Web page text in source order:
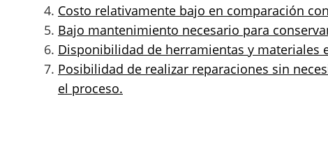
Costo relativamente bajo en comparación
Bajo mantenimiento necesario para
Disponibilidad de herramientas y materiales
Posibilidad de realizar reparaciones sin
el proceso.